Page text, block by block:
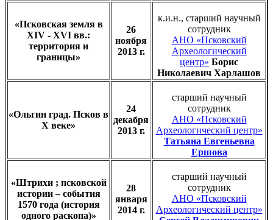
«Псковская земля в
XIV - XVI вв.:
территория и
границы»
26
ноября
2013 г.
к.и.н., старший научный
сотрудник
АНО «Псковский
Археологический
центр» Борис
Николаевич Харлашов
«Ольгин град. Псков в
X веке»
24
декабря
2013 г.
старший научный
сотрудник
АНО «Псковский
Археологический центр»
Татьяна Евгеньевна
Ершова
«Штрихи ; псковской
истории – события
1570 года (история
одного раскопа)»
28
января
2014 г.
старший научный
сотрудник
АНО «Псковский
Археологический центр»